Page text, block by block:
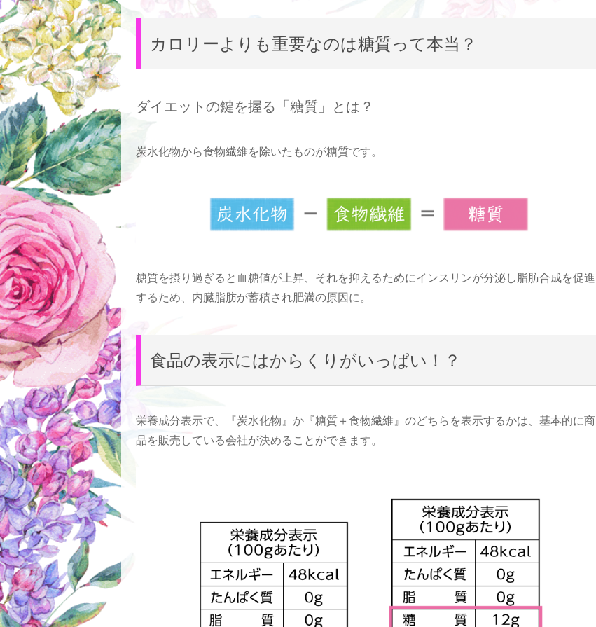
カロリーよりも重要なのは糖質って本当？
ダイエットの鍵を握る「糖質」とは？
炭水化物から食物繊維を除いたものが糖質です。
糖質を摂り過ぎると血糖値が上昇、それを抑えるためにインスリンが分泌し脂肪合成を促進
するため、内臓脂肪が蓄積され肥満の原因に。
食品の表示にはからくりがいっぱい！？
栄養成分表示で、『炭水化物』か『糖質＋食物繊維』のどちらを表示するかは、基本的に商
品を販売している会社が決めることができます。